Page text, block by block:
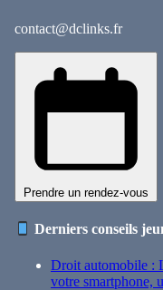
contact@dclinks.fr
Prendre un rendez-vous
Derniers conseils
Droit automobile :
votre smartphone,